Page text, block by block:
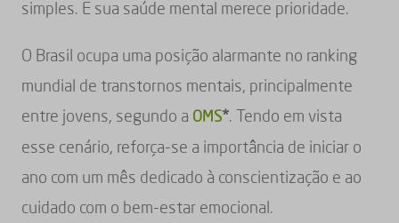
simples. E sua saúde mental merece prioridade.
O Brasil ocupa uma posição alarmante no ranking
mundial de transtornos mentais, principalmente
entre jovens, segundo a OMS*. Tendo em vista
esse cenário, reforça-se a importância de iniciar o
ano com um mês dedicado à conscientização e ao
cuidado com o bem-estar emocional.